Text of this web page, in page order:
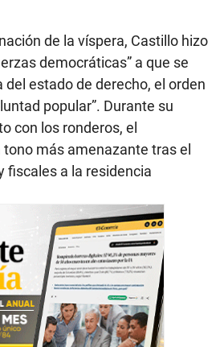
de la víspera, Castillo hizo
democráticas” a que se
del estado de derecho, el orden
popular”. Durante su
con los ronderos, el
más amenazante tras el
fiscales a la residencia